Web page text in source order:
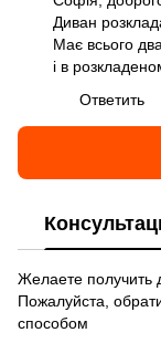
Диван
Має всього
і в
Ответить
Желаете получить
Пожалуйста,
способом